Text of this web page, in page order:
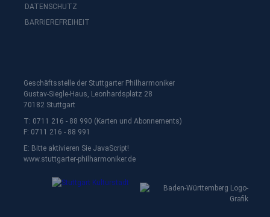
DATENSCHUTZ
BARRIEREFREIHEIT
Geschäftsstelle der Stuttgarter Philharmoniker
Gustav-Siegle-Haus, Leonhardsplatz 28
70182 Stuttgart
T: 0711 216 - 88 990 (Karten und Abonnements)
F: 0711 216 - 88 991
E: Bitte aktivieren Sie JavaScript!
www.stuttgarter-philharmoniker.de